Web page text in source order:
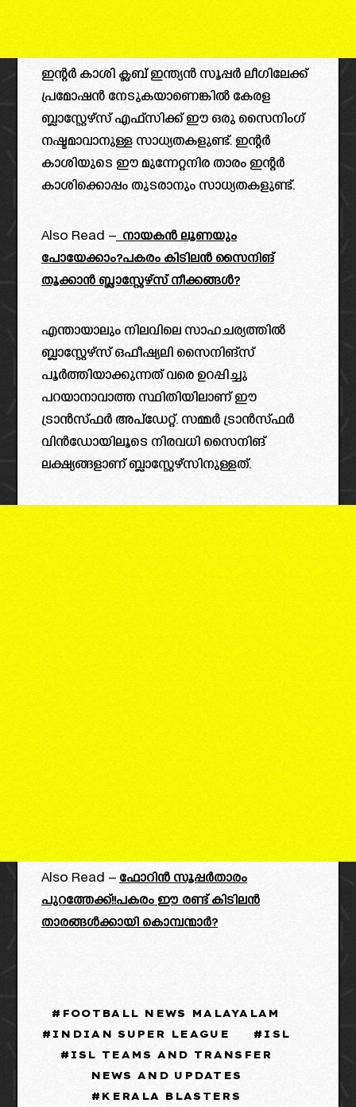
ഇന്റർ കാശി ക്ലബ് ഇന്ത്യൻ സൂപ്പർ ലീഗിലേക്ക്
പ്രമോഷൻ നേടുകയാണെങ്കിൽ കേരള
ബ്ലാസ്റ്റേഴ്സ് എഫ്സിക്ക് ഈ ഒരു സൈനിംഗ്
നഷ്ടമാവാനുള്ള സാധ്യതകളുണ്ട്. ഇന്റർ
കാശിയുടെ ഈ മുന്നേറ്റനിര താരം ഇന്റർ
കാശിക്കൊപ്പം തുടരാനും സാധ്യതകളുണ്ട്.
Also Read –നായകൻ ലൂണയും
പോയേക്കാം?പകരം കിടിലൻ സൈനിങ്
തൂക്കാൻ ബ്ലാസ്റ്റേഴ്‌സ് നീക്കങ്ങൾ?
എന്തായാലും നിലവിലെ സാഹചര്യത്തിൽ
ബ്ലാസ്റ്റേഴ്‌സ് ഒഫീഷ്യലി സൈനിങ്സ്
പൂർത്തിയാക്കുന്നത് വരെ ഉറപ്പിച്ചു
പറയാനാവാത്ത സ്ഥിതിയിലാണ് ഈ
ട്രാൻസ്ഫർ അപ്ഡേറ്റ്. സമ്മർ ട്രാൻസ്ഫർ
വിൻഡോയിലൂടെ നിരവധി സൈനിങ്
ലക്ഷ്യങ്ങളാണ് ബ്ലാസ്റ്റേഴ്സിനുള്ളത്.
Also Read – ഫോറിൻ സൂപ്പർതാരം
പുറത്തേക്ക്!!പകരം ഈ രണ്ട് കിടിലൻ
താരങ്ങൾക്കായി കൊമ്പന്മാർ?
FOOTBALL NEWS MALAYALAM
INDIAN SUPER LEAGUE
ISL
ISL TEAMS AND TRANSFER
NEWS AND UPDATES
KERALA BLASTERS